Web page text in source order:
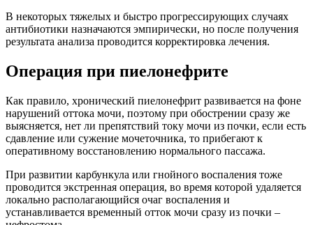
В некоторых тяжелых и быстро прогрессирующих случаях
антибиотики назначаются эмпирически, но после получения
результата анализа проводится корректировка лечения.
Операция при пиелонефрите
Как правило, хронический пиелонефрит развивается на фоне
нарушений оттока мочи, поэтому при обострении сразу же
выясняется, нет ли препятствий току мочи из почки, если есть
сдавление или сужение мочеточника, то прибегают к
оперативному восстановлению нормального пассажа.
При развитии карбункула или гнойного воспаления тоже
проводится экстренная операция, во время которой удаляется
локально располагающийся очаг воспаления и
устанавливается временный отток мочи сразу из почки –